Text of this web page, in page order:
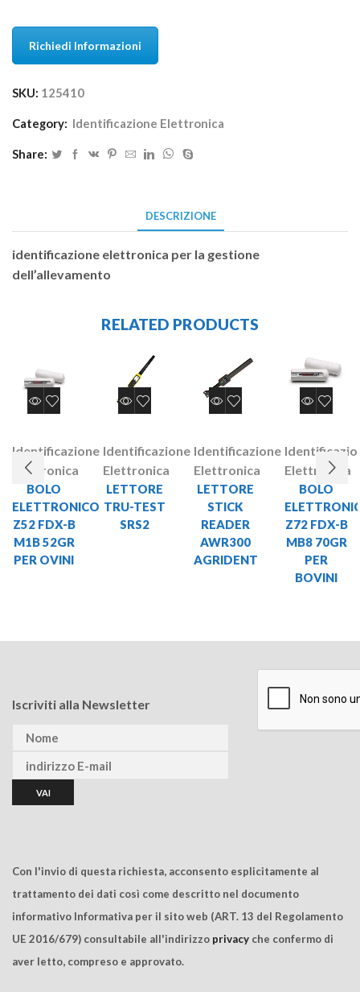
Richiedi Informazioni
SKU: 125410
Category: Identificazione Elettronica
Share:
DESCRIZIONE
identificazione elettronica per la gestione
dell’allevamento
RELATED PRODUCTS
Identificazione
Elettronica
BOLO
ELETTRONICO
Z52 FDX-B
M1B 52GR
PER OVINI
Identificazione
Elettronica
LETTORE
TRU-TEST
SRS2
Identificazione
Elettronica
LETTORE
STICK
READER
AWR300
AGRIDENT
Elettronica
BOLO
Z72 FDX-B
MB8 70GR
PER
BOVINI
Iscriviti alla Newsletter
Con l'invio di questa richiesta, acconsento esplicitamente al
trattamento dei dati così come descritto nel documento
informativo Informativa per il sito web (ART. 13 del Regolamento
UE 2016/679) consultabile all'indirizzo privacy che confermo di
aver letto, compreso e approvato.